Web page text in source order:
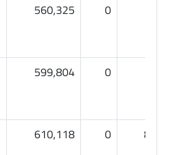
560,325 0
599,804 0
610,118 0 83